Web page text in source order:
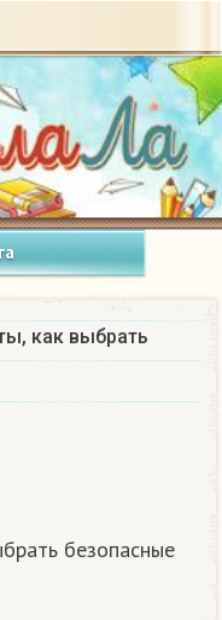
как выбрать
безопасные